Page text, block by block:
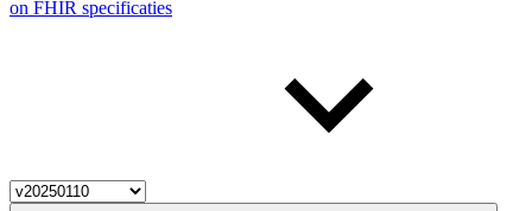
on FHIR specificaties